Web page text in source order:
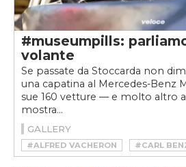
#museumpills:
volante
Se passate da Stoccarda non
una capatina al Mercedes-Benz
sue 160 vetture — e molto altro
mostra...
GALLERY
#ALFRED VACHERON
#CARL
#JOYSTICK
#MERCEDES F 200